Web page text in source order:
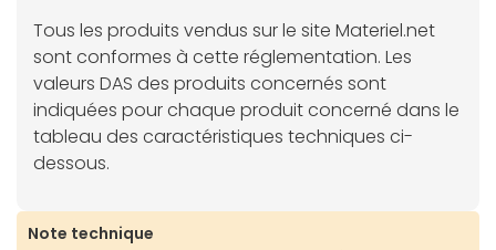
Tous les produits vendus sur le site Materiel.net
sont conformes à cette réglementation. Les
valeurs DAS des produits concernés sont
indiquées pour chaque produit concerné dans le
tableau des caractéristiques techniques ci-
dessous.
Note technique